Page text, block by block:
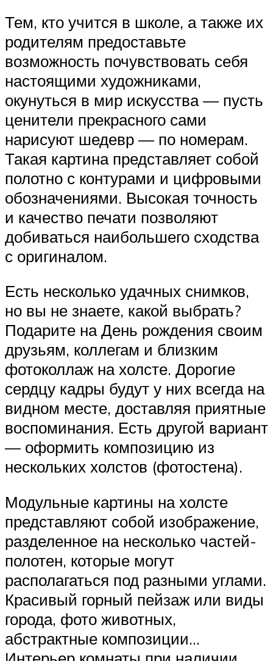
Тем, кто учится в школе, а также их
родителям предоставьте
возможность почувствовать себя
настоящими художниками,
окунуться в мир искусства — пусть
ценители прекрасного сами
нарисуют шедевр — по номерам.
Такая картина представляет собой
полотно с контурами и цифровыми
обозначениями. Высокая точность
и качество печати позволяют
добиваться наибольшего сходства
с оригиналом.
Есть несколько удачных снимков,
но вы не знаете, какой выбрать?
Подарите на День рождения своим
друзьям, коллегам и близким
фотоколлаж на холсте. Дорогие
сердцу кадры будут у них всегда на
видном месте, доставляя приятные
воспоминания. Есть другой вариант
— оформить композицию из
нескольких холстов (фотостена).
Модульные картины на холсте
представляют собой изображение,
разделенное на несколько частей-
полотен, которые могут
располагаться под разными углами.
Красивый горный пейзаж или виды
города, фото животных,
абстрактные композиции…